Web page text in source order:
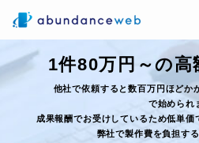
1件80万円～の高
他社で依頼すると数百万円ほどか
で始められ
成果報酬でお受けしているため低単価
弊社で製作費を負担す